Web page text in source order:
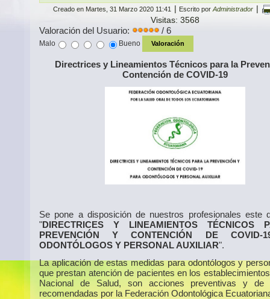
Creado en Martes, 31 Marzo 2020 11:41 Escrito por Administrador
Visitas: 3568
Valoración del Usuario: / 6
Malo Bueno
Directrices y Lineamientos Técnicos para la
Contención de COVID-19
Se pone a disposición de nuestros profesionales este
"DIRECTRICES Y LINEAMIENTOS TÉCNICOS
PREVENCIÓN Y CONTENCIÓN DE COVID-
ODONTÓLOGOS Y PERSONAL AUXILIAR".
La aplicación de estas medidas para odontólogos y
que prestan atención de pacientes en los
Nacional de Salud, son acciones preventivas y de
recomendadas por la Federación Odontológica